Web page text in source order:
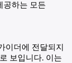
공하는 모든
이더에 전달되지
보입니다. 이는